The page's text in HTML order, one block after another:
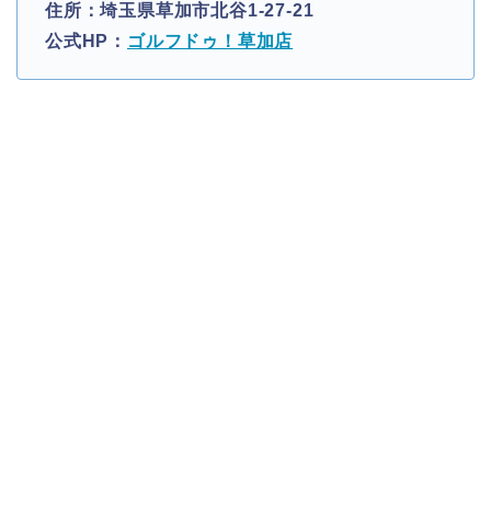
住所：埼玉県草加市北谷1-27-21
公式HP： ゴルフドゥ！草加店